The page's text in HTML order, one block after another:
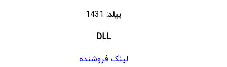
بیلد:
DLL
لینک فروشنده